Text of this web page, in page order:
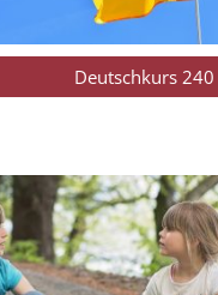
Deutschkurs 240